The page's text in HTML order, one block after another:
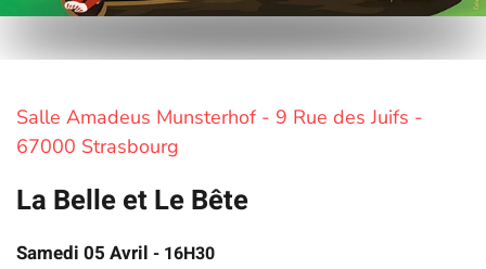
Salle Amadeus Munsterhof - 9 Rue des Juifs -
67000 Strasbourg
La Belle et Le Bête
Samedi 05 Avril - 16H30